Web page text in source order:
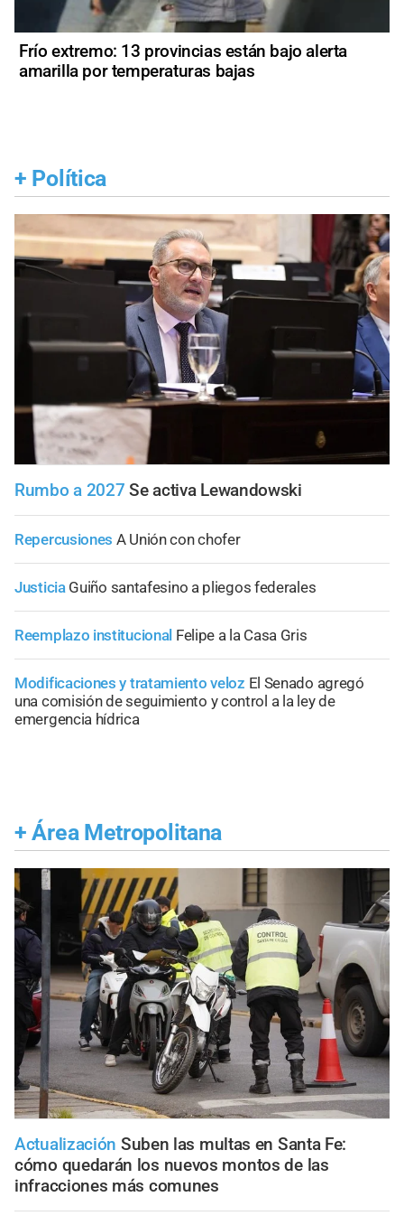
Frío extremo: 13 provincias están bajo alerta
amarilla por temperaturas bajas
+ Política
Rumbo a 2027 Se activa Lewandowski
Repercusiones A Unión con chofer
Justicia Guiño santafesino a pliegos federales
Reemplazo institucional Felipe a la Casa Gris
Modificaciones y tratamiento veloz El Senado agregó
una comisión de seguimiento y control a la ley de
emergencia hídrica
+ Área Metropolitana
Actualización Suben las multas en Santa Fe:
cómo quedarán los nuevos montos de las
infracciones más comunes